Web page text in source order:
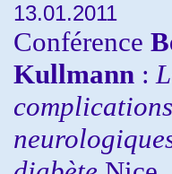
13.01.2011
Conférence
Kullmann :
complications